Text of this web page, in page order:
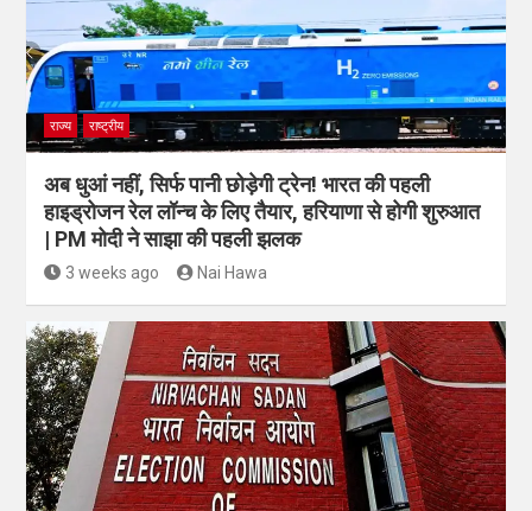
राज्य राष्ट्रीय
अब धुआं नहीं, सिर्फ पानी छोड़ेगी ट्रेन! भारत की पहली
हाइड्रोजन रेल लॉन्च के लिए तैयार, हरियाणा से होगी शुरुआत
| PM मोदी ने साझा की पहली झलक
3 weeks ago Nai Hawa